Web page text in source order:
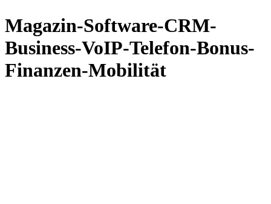
Magazin-Software-CRM-
Business-VoIP-Telefon-Bonus-
Finanzen-Mobilität